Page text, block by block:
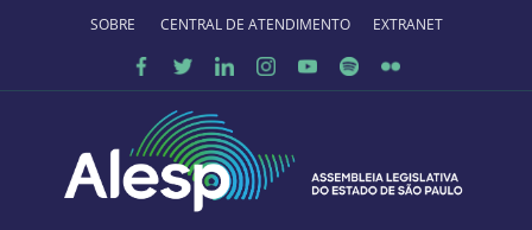
Ir para o conteúdo principal
SOBRE O PORTALCENTRAL DE ATENDIMENTO EXTRANET